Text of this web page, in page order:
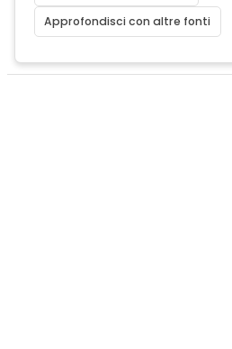
Approfondisci con altre fonti